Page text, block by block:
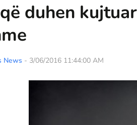
duhen
News - 3/06/2016 11:44:00 AM